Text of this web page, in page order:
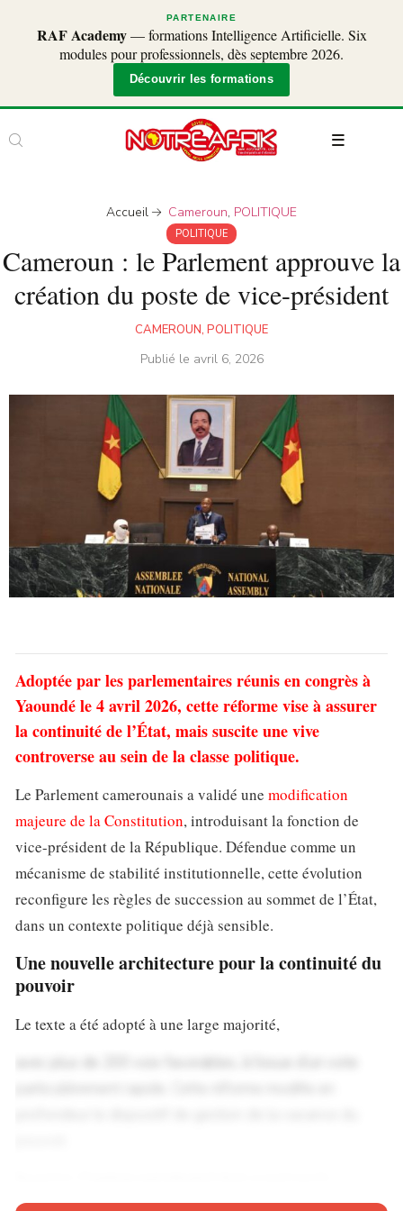
PARTENAIRE
RAF Academy— formations Intelligence Artificielle. Six
modules pour professionnels, dès septembre 2026.
Découvrir les formations
Accueil Cameroun, POLITIQUE
POLITIQUE
Cameroun : le Parlement approuve la
création du poste de vice-président
CAMEROUN, POLITIQUE
Publié le avril 6, 2026
Adoptée par les parlementaires réunis en congrès à
Yaoundé le 4 avril 2026, cette réforme vise à assurer
la continuité de l’État, mais suscite une vive
controverse au sein de la classe politique.
Le Parlement camerounais a validé une modification
majeure de la Constitution, introduisant la fonction de
vice-président de la République. Défendue comme un
mécanisme de stabilité institutionnelle, cette évolution
reconfigure les règles de succession au sommet de l’État,
dans un contexte politique déjà sensible.
Une nouvelle architecture pour la continuité du
pouvoir
Le texte a été adopté à une large majorité,
président du Sénat, en attendant l’organisation d’une